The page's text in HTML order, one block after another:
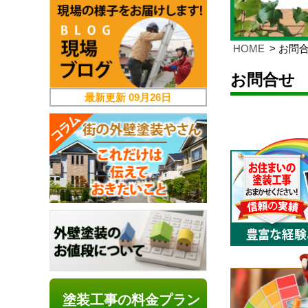
HOME お問
お問合せ
最新更新09月26日
塗装工事の料金プラン